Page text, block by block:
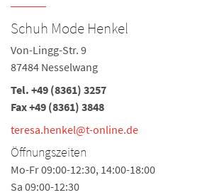
Schuh Mode Henkel
Von-Lingg-Str. 9
87484 Nesselwang
Tel. +49 (8361) 3257
Fax +49 (8361) 3848
teresa.henkel@t-online.de
Öffnungszeiten
Mo-Fr 09:00-12:30, 14:00-18:00
Sa 09:00-12:30